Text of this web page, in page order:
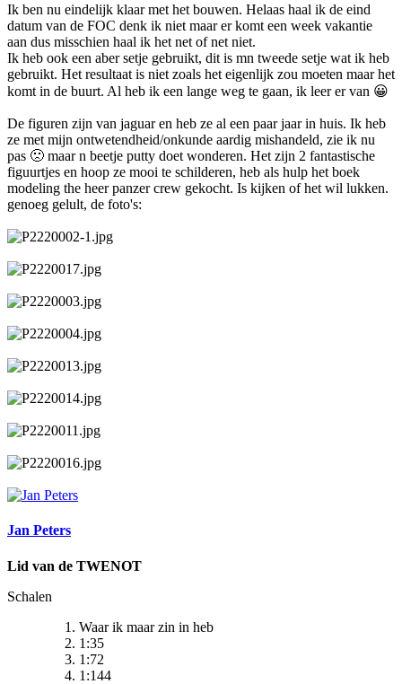
Ik ben nu eindelijk klaar met het bouwen. Helaas haal ik de eind
datum van de FOC denk ik niet maar er komt een week vakantie
aan dus misschien haal ik het net of net niet.
Ik heb ook een aber setje gebruikt, dit is mn tweede setje wat ik heb
gebruikt. Het resultaat is niet zoals het eigenlijk zou moeten maar het
komt in de buurt. Al heb ik een lange weg te gaan, ik leer er van 😀
De figuren zijn van jaguar en heb ze al een paar jaar in huis. Ik heb
ze met mijn ontwetendheid/onkunde aardig mishandeld, zie ik nu
pas 🙁 maar n beetje putty doet wonderen. Het zijn 2 fantastische
figuurtjes en hoop ze mooi te schilderen, heb als hulp het boek
modeling the heer panzer crew gekocht. Is kijken of het wil lukken.
genoeg gelult, de foto's:
Jan Peters
Lid van de TWENOT
Schalen
Waar ik maar zin in heb
1:35
1:72
1:144